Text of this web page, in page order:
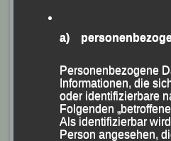
Auf der britischen Kanalinsel
Friedrich und Ulrike Maisch
Silber. Das Tochter-Vater-
Prager mischten letztes Jahr
Traillaufelite im In- und
Äußerst positiv, wie Kapfer
a)
Personenbezogene
Informationen, die
oder identifizierbare
Folgenden
Als identifizierbar
Person angesehen,